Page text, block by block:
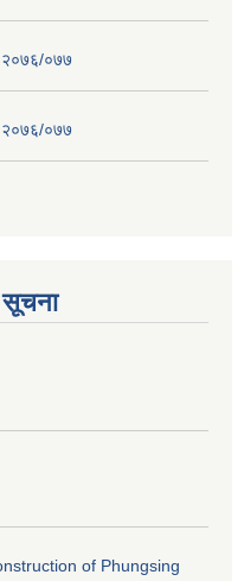
२०७६/०७७
२०७६/०७७
सूचना
of Phungsing